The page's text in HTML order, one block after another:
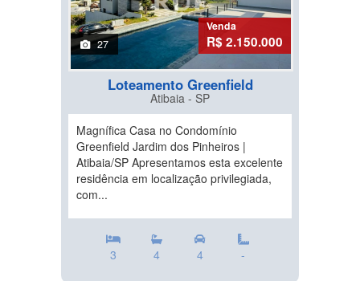
27
Venda
R$ 2.150.000
Loteamento Greenfield
Atibaia - SP
Magnífica Casa no Condomínio
Greenfield Jardim dos Pinheiros |
Atibaia/SP Apresentamos esta excelente
residência em localização privilegiada,
com...
3 4 4 -